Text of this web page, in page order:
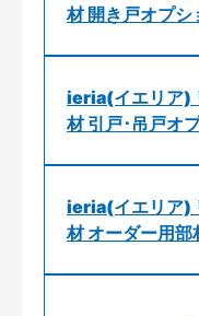
材 開き戸オプシ
ieria(イエリア)
材 引戸･吊戸オ
ieria(イエリア)
材 オーダー用部